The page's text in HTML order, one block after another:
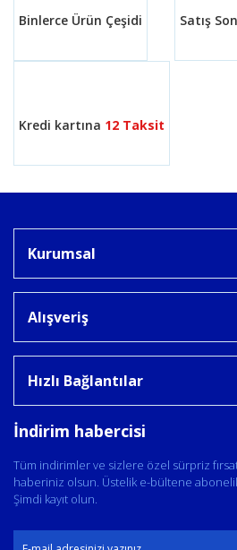
Binlerce Ürün Çeşidi Satış
Kredi kartına 12 Taksit
Kurumsal
Alışveriş
Hızlı Bağlantılar
İndirim habercisi
Tüm indirimler ve sizlere özel sürpriz
haberiniz olsun. Üstelik e-bültene
Şimdi kayıt olun.